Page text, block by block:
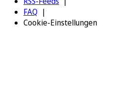
FAQ
Cookie-Einstellungen